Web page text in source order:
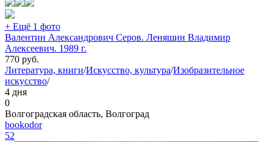
+ Ещё 1 фото
Валентин Александрович Серов. Леняшин Владимир
Алексеевич. 1989 г.
770 руб.
Литература, книги/Искусство, культура/Изобразительное
искусство/
4 дня
0
Волгоградская область, Волгоград
bookodor
52